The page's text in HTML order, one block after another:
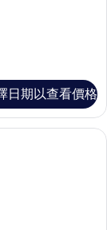
日期以查看價格